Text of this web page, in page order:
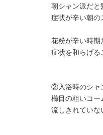
朝シャン派だ
症状が辛い朝の
花粉が辛い時
症状を和らげる
②入浴時のシャ
櫛目の粗いコー
流しきれていな